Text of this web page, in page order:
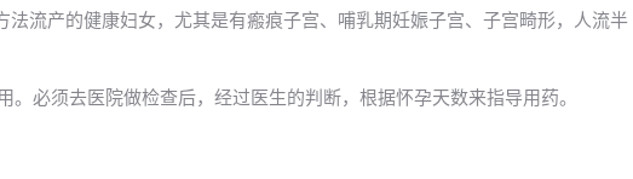
流产的健康妇女，尤其是有瘢痕子宫、哺乳期妊娠子宫、子宫畸形，人流半
必须去医院做检查后，经过医生的判断，根据怀孕天数来指导用药。